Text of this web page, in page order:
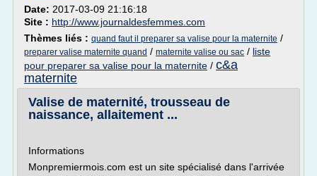
Date: 2017-03-09 21:16:18
Site : http://www.journaldesfemmes.com
Thèmes liés : quand faut il preparer sa valise pour la maternite /
preparer valise maternite quand / maternite valise ou sac / liste
pour preparer sa valise pour la maternite / c&a
maternite
Valise de maternité, trousseau de
naissance, allaitement ...
Informations
Monpremiermois.com est un site spécialisé dans l'arrivée